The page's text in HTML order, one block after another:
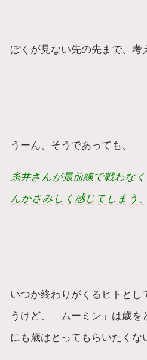
ぼくが見ない先の先まで、考
うーん、そうであっても、
糸井さんが最前線で戦わな
んかさみしく感じてしまう。
いつか終わりがくるヒトとし
うけど、「ムーミン」は歳
にも歳はとってもらいたくな